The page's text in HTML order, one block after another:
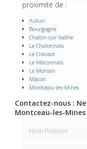
proximité de :
Autun
Bourgogne
Chalon-sur-Saône
Le Chalonnais
Le Creusot
Le Mâconnais
Le Morvan
Mâcon
Montceau-les-Mines
Contactez-nous :
Montceau-les-Mines